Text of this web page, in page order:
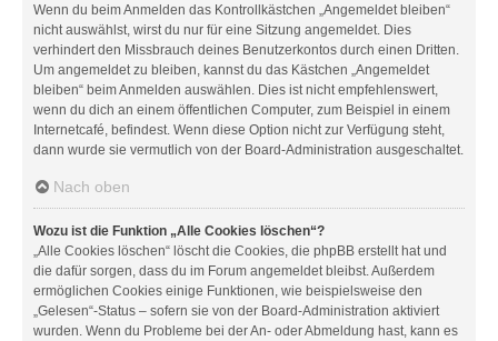
Wenn du beim Anmelden das Kontrollkästchen „Angemeldet bleiben“
nicht auswählst, wirst du nur für eine Sitzung angemeldet. Dies
verhindert den Missbrauch deines Benutzerkontos durch einen Dritten.
Um angemeldet zu bleiben, kannst du das Kästchen „Angemeldet
bleiben“ beim Anmelden auswählen. Dies ist nicht empfehlenswert,
wenn du dich an einem öffentlichen Computer, zum Beispiel in einem
Internetcafé, befindest. Wenn diese Option nicht zur Verfügung steht,
dann wurde sie vermutlich von der Board-Administration ausgeschaltet.
Nach oben
Wozu ist die Funktion „Alle Cookies löschen“?
„Alle Cookies löschen“ löscht die Cookies, die phpBB erstellt hat und
die dafür sorgen, dass du im Forum angemeldet bleibst. Außerdem
ermöglichen Cookies einige Funktionen, wie beispielsweise den
„Gelesen“-Status – sofern sie von der Board-Administration aktiviert
wurden. Wenn du Probleme bei der An- oder Abmeldung hast, kann es